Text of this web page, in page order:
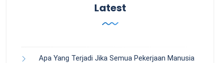
Latest
Apa Yang Terjadi Jika Semua Pekerjaan Manusia